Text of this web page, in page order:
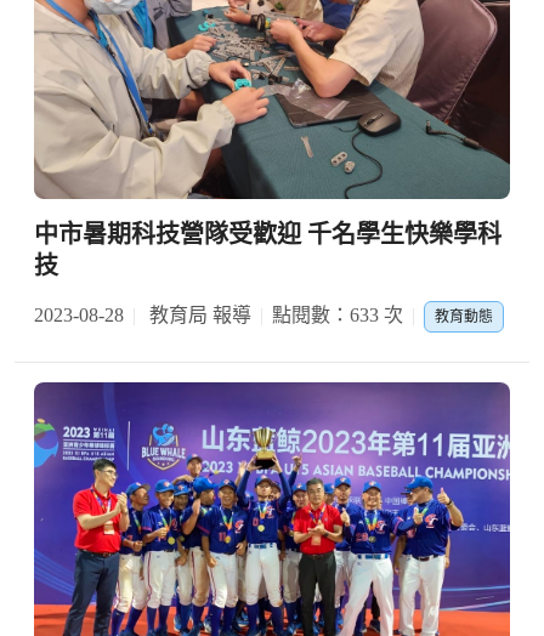
中市暑期科技營隊受歡迎 千名學生快樂學科
技
2023-08-28 教育局 報導 點閱數：633 次 教育動態